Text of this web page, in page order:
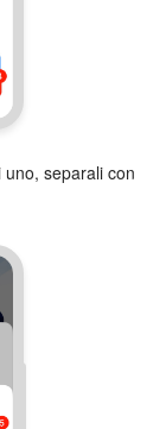
separali con